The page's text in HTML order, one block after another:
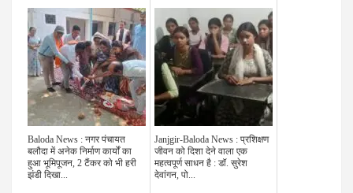
Baloda News : नगर पंचायत
बलौदा में अनेक निर्माण कार्यों का
हुआ भूमिपूजन, 2 टैंकर को भी हरी
झंडी दिखा...
Janjgir-Baloda News : प्रशिक्षण
जीवन को दिशा देने वाला एक
महत्वपूर्ण साधन है : डॉ. सुरेश
देवांगन, पो...